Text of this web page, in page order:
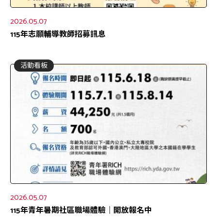
2026.05.07
115年志願輔導教師招募訊息
活動看板
2026.05.07
115年青年暑期社區職場體驗｜開放報名中